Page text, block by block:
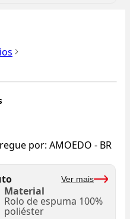
por: AMOEDO - BR
Ver mais
Material
Rolo de espuma 100%
poliéster